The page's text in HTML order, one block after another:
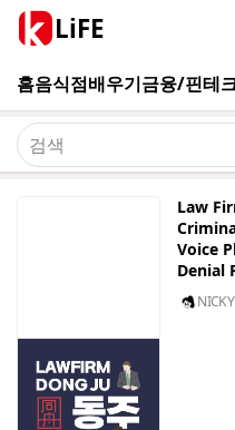
LiFE
홈음식점배우기금융/핀테
Law
Voice
Denial
NICKY